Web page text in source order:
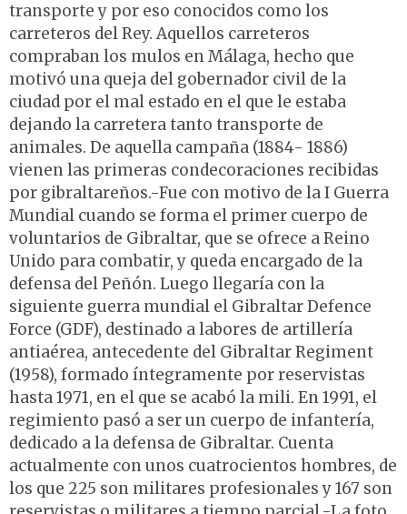
transporte y por eso conocidos como los
carreteros del Rey. Aquellos carreteros
compraban los mulos en Málaga, hecho que
motivó una queja del gobernador civil de la
ciudad por el mal estado en el que le estaba
dejando la carretera tanto transporte de
animales. De aquella campaña (1884- 1886)
vienen las primeras condecoraciones recibidas
por gibraltareños.-Fue con motivo de la I Guerra
Mundial cuando se forma el primer cuerpo de
voluntarios de Gibraltar, que se ofrece a Reino
Unido para combatir, y queda encargado de la
defensa del Peñón. Luego llegaría con la
siguiente guerra mundial el Gibraltar Defence
Force (GDF), destinado a labores de artillería
antiaérea, antecedente del Gibraltar Regiment
(1958), formado íntegramente por reservistas
hasta 1971, en el que se acabó la mili. En 1991, el
regimiento pasó a ser un cuerpo de infantería,
dedicado a la defensa de Gibraltar. Cuenta
actualmente con unos cuatrocientos hombres, de
los que 225 son militares profesionales y 167 son